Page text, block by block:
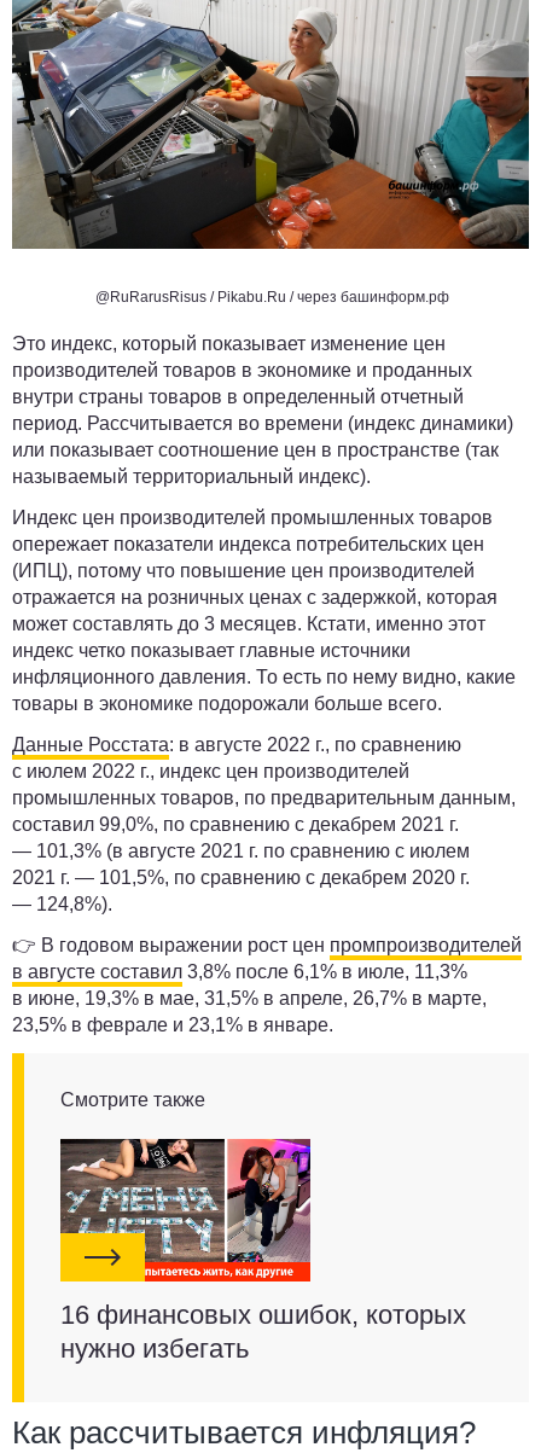
@RuRarusRisus / Pikabu.Ru / через башинформ.рф
Это индекс, который показывает изменение цен
производителей товаров в экономике и проданных
внутри страны товаров в определенный отчетный
период. Рассчитывается во времени (индекс динамики)
или показывает соотношение цен в пространстве (так
называемый территориальный индекс).
Индекс цен производителей промышленных товаров
опережает показатели индекса потребительских цен
(ИПЦ), потому что повышение цен производителей
отражается на розничных ценах с задержкой, которая
может составлять до 3 месяцев. Кстати, именно этот
индекс четко показывает главные источники
инфляционного давления. То есть по нему видно, какие
товары в экономике подорожали больше всего.
Данные Росстата: в августе 2022 г., по сравнению
с июлем 2022 г., индекс цен производителей
промышленных товаров, по предварительным данным,
составил 99,0%, по сравнению с декабрем 2021 г.
— 101,3% (в августе 2021 г. по сравнению с июлем
2021 г. — 101,5%, по сравнению с декабрем 2020 г.
— 124,8%).
👉 В годовом выражении рост цен промпроизводителей
в августе составил 3,8% после 6,1% в июле, 11,3%
в июне, 19,3% в мае, 31,5% в апреле, 26,7% в марте,
23,5% в феврале и 23,1% в январе.
Смотрите также
16 финансовых ошибок, которых
нужно избегать
Как рассчитывается инфляция?